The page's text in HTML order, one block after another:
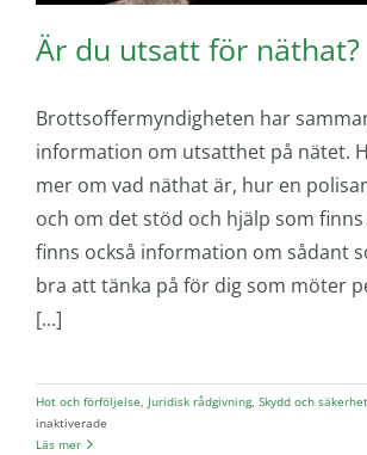
Är du utsatt för näthat?
Brottsoffermyndigheten har
information om utsatthet på nätet.
mer om vad näthat är, hur en
och om det stöd och hjälp som
finns också information om sådant
bra att tänka på för dig som möter
[...]
Hot och förföljelse, Juridisk rådgivning, Skydd och säkerhet
inaktiverade
Läs mer